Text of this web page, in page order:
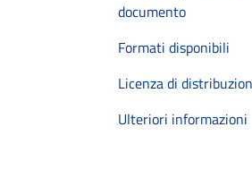
documento
Formati disponibili
Licenza di
Ulteriori informazioni